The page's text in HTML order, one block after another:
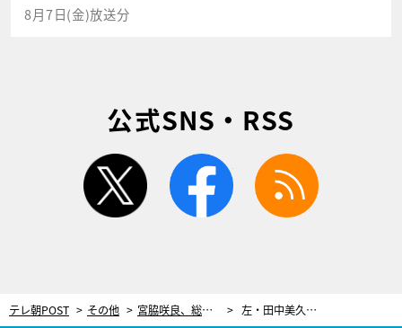
8月7日(金)放送分
公式SNS・RSS
twitter facebook
テレ朝POST その他 宮脇咲良、総選挙ラストに…HKT48ホムパで覚悟語る「グループのために出馬」 左・田中美久 中・矢吹奈子 右・宮脇咲良